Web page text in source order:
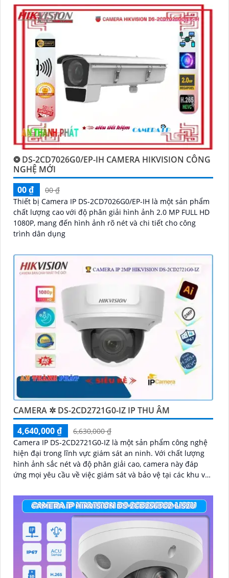
❂ DS-2CD7026G0/EP-IH CAMERA HIKVISION CÔNG
NGHỆ MỚI
00 ₫
00 ₫
Thiết bị Camera IP DS-2CD7026G0/EP-IH là một sản phẩm
chất lượng cao với độ phân giải hình ảnh 2.0 MP FULL HD
1080P, mang đến hình ảnh rõ nét và chi tiết cho công
trình dân dụng
CAMERA ✲ DS-2CD2721G0-IZ IP THU ÂM
4,640,000 ₫
6,630,000 ₫
Camera IP DS-2CD2721G0-IZ là một sản phẩm công nghệ
hiện đại trong lĩnh vực giám sát an ninh. Với chất lượng
hình ảnh sắc nét và độ phân giải cao, camera này đáp
ứng mọi yêu cầu về việc giám sát và bảo vệ tại các khu vực